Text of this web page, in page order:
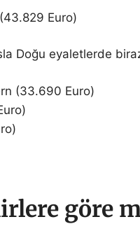
Euro)
Doğu eyaletlerde
(33.690 Euro)
göre